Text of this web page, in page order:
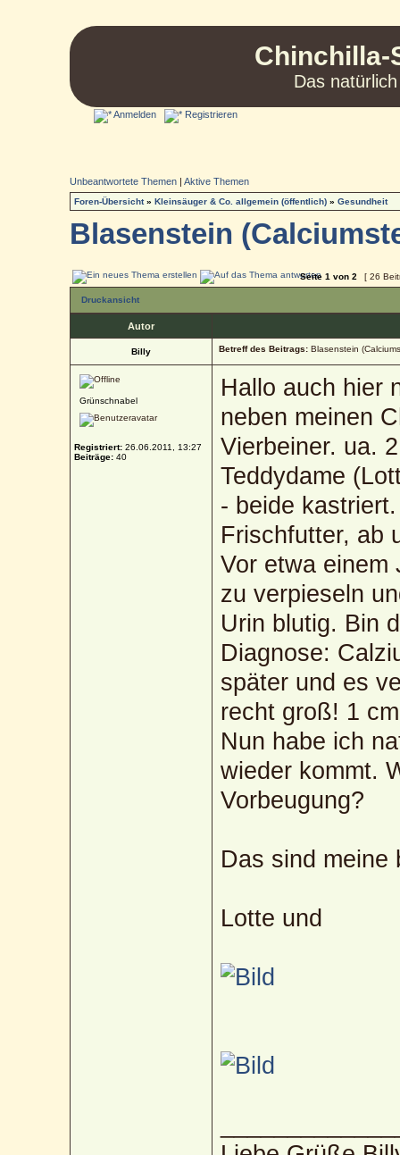
Chinchilla-
Das
Anmelden Registrieren
Unbeantwortete Themen |Aktive Themen
Foren-Übersicht»Kleinsäuger & Co. allgemein (öffentlich) »Gesundheit
Blasenstein
Seite1 von2 [ 26
Druckansicht
Autor
Billy Betreff des Beitrags: Blasenstein
Grünschnabel
Registriert: 26.06.2011, 13:27
Beiträge: 40
Hallo auch hier
neben meinen
Vierbeiner. ua.
Teddydame
- beide
Frischfutter, ab
Vor etwa einem
zu verpieseln
Urin blutig. Bin
Diagnose:
später und es
recht groß! 1
Nun habe ich
wieder kommt.
Vorbeugung?
Das sind meine
Lotte und